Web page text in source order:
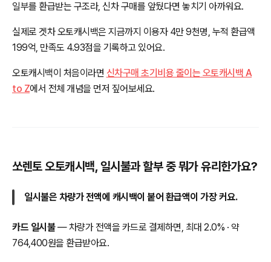
일부를 환급받는 구조라, 신차 구매를 앞뒀다면 놓치기 아까워요.
실제로 겟차 오토캐시백은 지금까지 이용자 4만 9천명, 누적 환급액
199억, 만족도 4.93점을 기록하고 있어요.
오토캐시백이 처음이라면 신차구매 초기비용 줄이는 오토캐시백 A
to Z에서 전체 개념을 먼저 짚어보세요.
쏘렌토 오토캐시백, 일시불과 할부 중 뭐가 유리한가요?
일시불은 차량가 전액에 캐시백이 붙어 환급액이 가장 커요.
카드 일시불— 차량가 전액을 카드로 결제하면, 최대 2.0% · 약
764,400원을 환급받아요.